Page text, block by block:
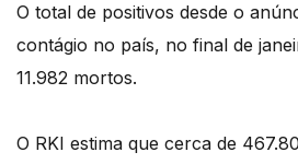
O total de positivos desde o
contágio no país, no final de
11.982 mortos.
O RKI estima que cerca de